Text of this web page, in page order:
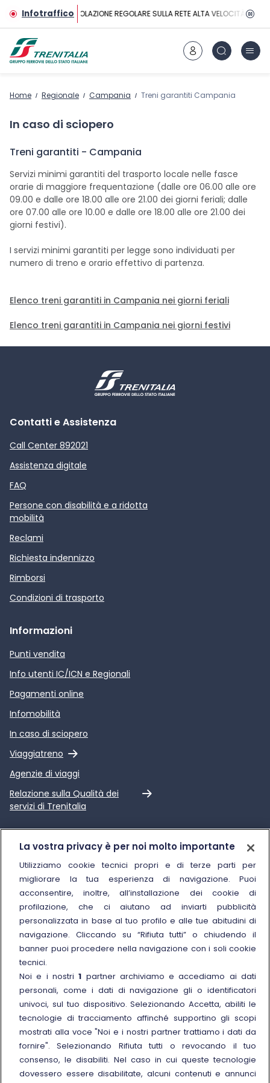
Vai al contenuto principale
InfotrafficoCIRCOLAZIONE REGOLARE SULLA RETE ALTA VELOCITÀ
Home Regionale Campania Treni garantiti Campania
In caso di sciopero
Treni garantiti - Campania
Servizi minimi garantiti del trasporto locale nelle fasce
orarie di maggiore frequentazione (dalle ore 06.00 alle ore
09.00 e dalle ore 18.00 alle ore 21.00 dei giorni feriali; dalle
ore 07.00 alle ore 10.00 e dalle ore 18.00 alle ore 21.00 dei
giorni festivi).
I servizi minimi garantiti per legge sono individuati per
numero di treno e orario effettivo di partenza.
Elenco treni garantiti in Campania nei giorni feriali
Elenco treni garantiti in Campania nei giorni festivi
Contatti e Assistenza
Call Center 892021
Assistenza digitale
FAQ
Persone con disabilità e a ridotta
mobilità
Reclami
Richiesta indennizzo
Rimborsi
Condizioni di trasporto
Informazioni
Punti vendita
Info utenti IC/ICN e Regionali
Pagamenti online
Infomobilità
In caso di sciopero
Viaggiatreno
Link esterno
Agenzie di viaggi
Relazione sulla Qualità dei
servizi di Trenitalia
Link esterno
Chi siamo
Sostenibilità
Trenitalia for Business
Manuale di Conservazione
Link esterno
Carriere
Link esterno
La Freccia Mag
Link esterno
Noleggia un treno charter
Viaggi di gruppo
Seguici sui social
La vostra privacy è per noi molto importante
Utilizziamo cookie tecnici propri e di terze parti per
migliorare la tua esperienza di navigazione. Puoi
acconsentire, inoltre, all’installazione dei cookie di
profilazione, che ci aiutano ad inviarti pubblicità
personalizzata in base al tuo profilo e alle tue abitudini di
navigazione. Cliccando su “Rifiuta tutti” o chiudendo il
banner puoi procedere nella navigazione con i soli cookie
tecnici.
Noi e i nostri1 partner archiviamo e accediamo ai dati
personali, come i dati di navigazione gli o identificatori
univoci, sul tuo dispositivo. Selezionando Accetta, abiliti le
tecnologie di tracciamento affinché supportino gli scopi
mostrati alla voce "Noi e i nostri partner trattiamo i dati da
fornire". Selezionando Rifiuta tutti o revocando il tuo
consenso, le disabiliti. Nel caso in cui queste tecnologie
dovessero essere disabilitate, alcuni contenuti e annunci